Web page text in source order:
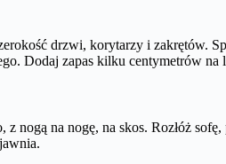
drzwi, korytarzy i zakrętów.
Dodaj zapas kilku centymetrów
nogą na nogę, na skos. Rozłóż sofę,